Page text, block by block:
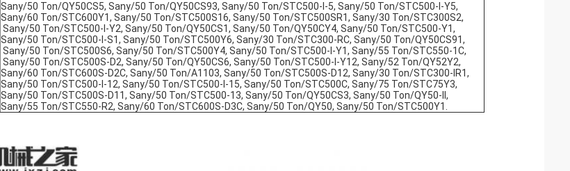
Sany/50 Ton/QY50CS5, Sany/50 Ton/QY50CS93, Sany/50 Ton/STC500-I-5, Sany/50 Ton/STC500-I-Y5,
Sany/60 Ton/STC600Y1, Sany/50 Ton/STC500S16, Sany/50 Ton/STC500SR1, Sany/30 Ton/STC300S2,
Sany/50 Ton/STC500-I-Y2, Sany/50 Ton/QY50CS1, Sany/50 Ton/QY50CY4, Sany/50 Ton/STC500-Y1,
Sany/50 Ton/STC500-I-S1, Sany/50 Ton/STC500Y6, Sany/30 Ton/STC300-RC, Sany/50 Ton/QY50CS91,
Sany/50 Ton/STC500S6, Sany/50 Ton/STC500Y4, Sany/50 Ton/STC500-I-Y1, Sany/55 Ton/STC550-1C,
Sany/50 Ton/STC500S-D2, Sany/50 Ton/QY50CS6, Sany/50 Ton/STC500-I-Y12, Sany/52 Ton/QY52Y2,
Sany/60 Ton/STC600S-D2C, Sany/50 Ton/A1103, Sany/50 Ton/STC500S-D12, Sany/30 Ton/STC300-IR1,
Sany/50 Ton/STC500-I-12, Sany/50 Ton/STC500-I-15, Sany/50 Ton/STC500C, Sany/75 Ton/STC75Y3,
Sany/50 Ton/STC500S-D11, Sany/50 Ton/STC500-13, Sany/50 Ton/QY50CS3, Sany/50 Ton/QY50-II,
Sany/55 Ton/STC550-R2, Sany/60 Ton/STC600S-D3C, Sany/50 Ton/QY50, Sany/50 Ton/STC500Y1.